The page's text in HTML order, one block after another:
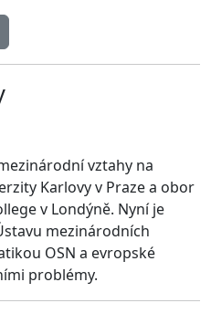
vztahy na
Karlovy v Praze a obor
v Londýně. Nyní je
mezinárodních
OSN a evropské
problémy.